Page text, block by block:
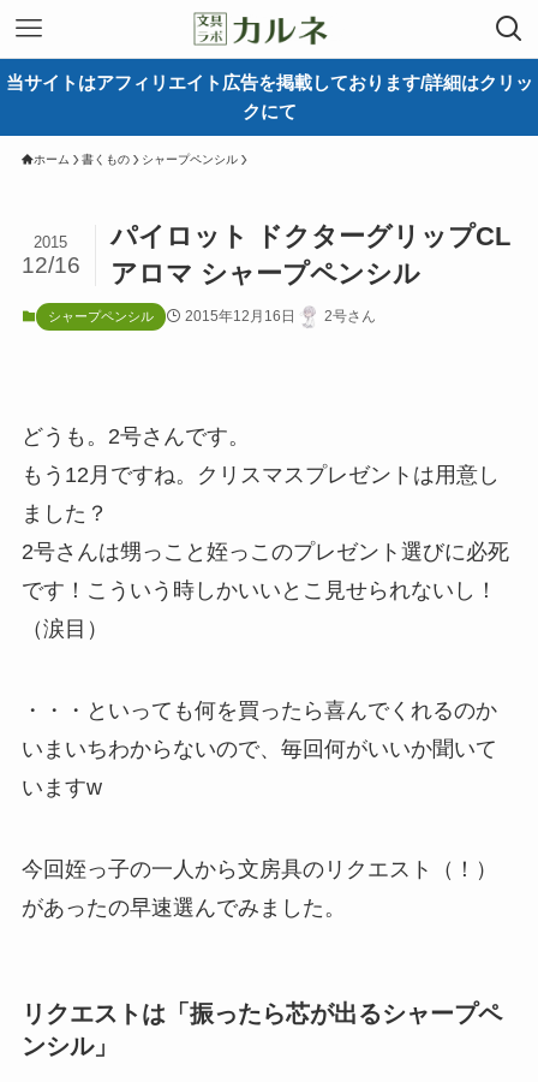
当サイトはアフィリエイト広告を掲載しております/詳細はクリッ
クにて
ホーム 書くもの シャープペンシル
パイロット ドクターグリップCL
アロマ シャープペンシル
2015
12/16
シャープペンシル 2015年12月16日 2号さん
どうも。2号さんです。
もう12月ですね。クリスマスプレゼントは用意し
ました？
2号さんは甥っこと姪っこのプレゼント選びに必死
です！こういう時しかいいとこ見せられないし！
（涙目）
・・・といっても何を買ったら喜んでくれるのか
いまいちわからないので、毎回何がいいか聞いて
いますw
今回姪っ子の一人から文房具のリクエスト（！）
があったの早速選んでみました。
リクエストは「振ったら芯が出るシャープペ
ンシル」